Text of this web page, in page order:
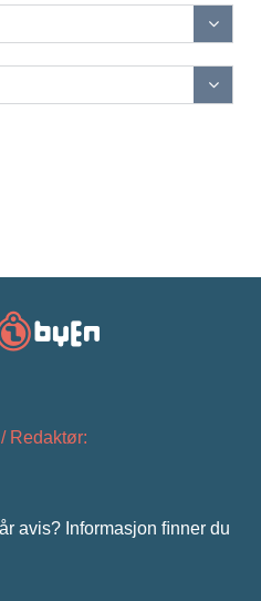
Redaktør:
avis? Informasjon ﬁnner du